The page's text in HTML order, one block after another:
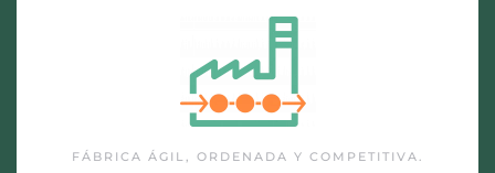
FÁBRICA ÁGIL, ORDENADA Y COMPETITIVA.